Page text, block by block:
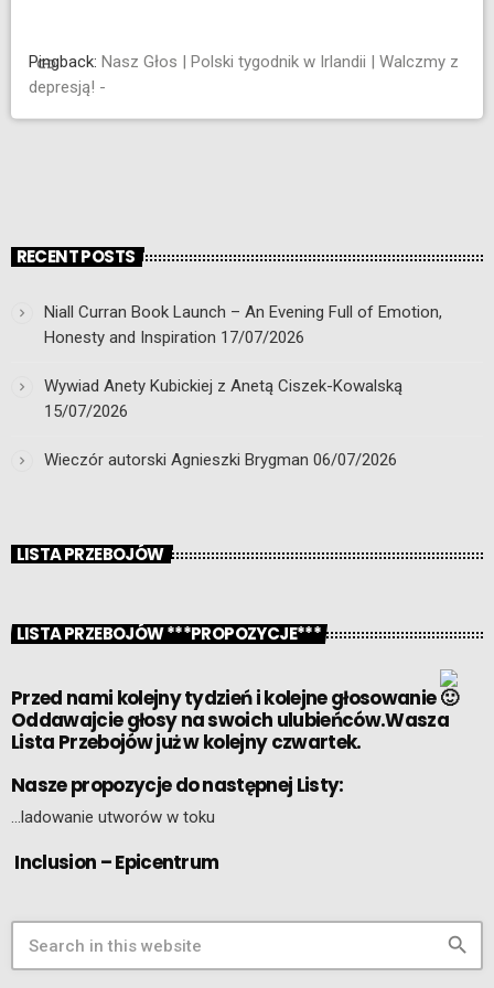
link
Pingback: Nasz Głos | Polski tygodnik w Irlandii | Walczmy z
depresją! -
RECENT POSTS
Niall Curran Book Launch – An Evening Full of Emotion,
Honesty and Inspiration 17/07/2026
Wywiad Anety Kubickiej z Anetą Ciszek-Kowalską
15/07/2026
Wieczór autorski Agnieszki Brygman 06/07/2026
LISTA PRZEBOJÓW
LISTA PRZEBOJÓW ***PROPOZYCJE***
Przed nami kolejny tydzień i kolejne głosowanie
Oddawajcie głosy na swoich ulubieńców.Wasza
Lista Przebojów już w kolejny czwartek.
Nasze propozycje do następnej Listy:
…ladowanie utworów w toku
Inclusion – Epicentrum
search